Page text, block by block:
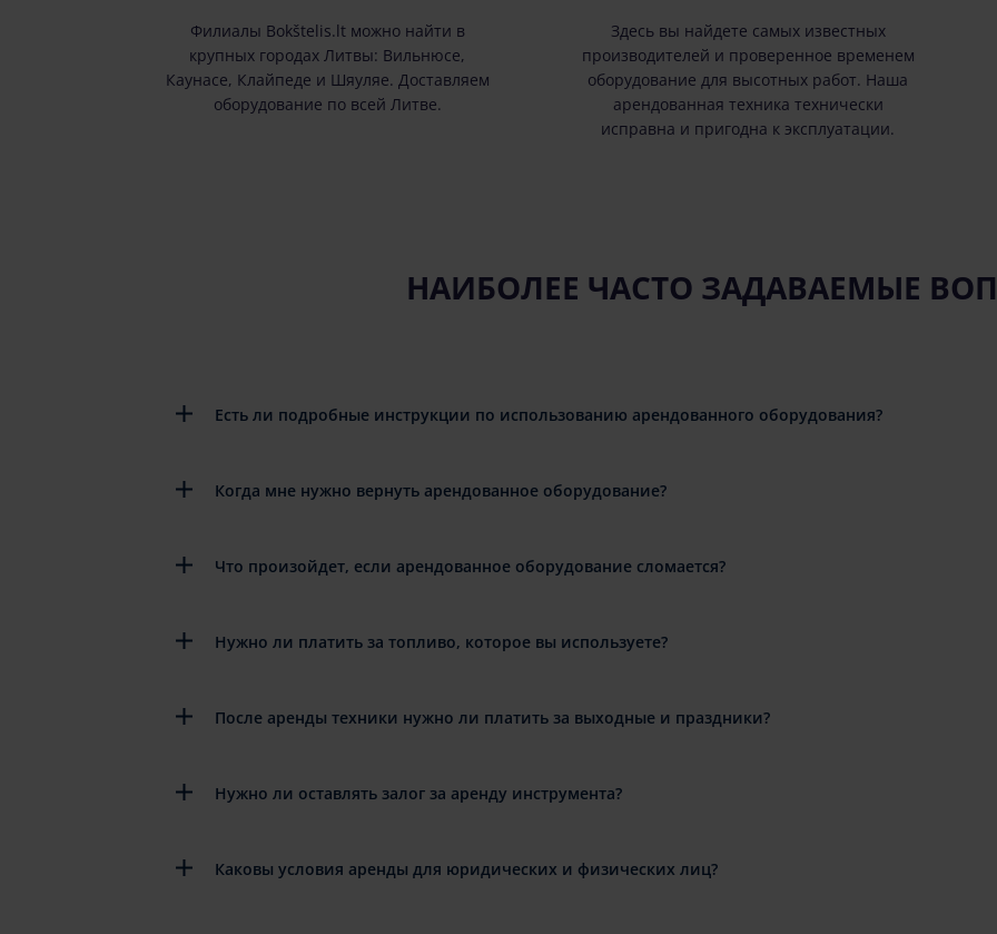
Филиалы Bokštelis.lt можно найти в
крупных городах Литвы: Вильнюсе,
Каунасе, Клайпеде и Шяуляе. Доставляем
оборудование по всей Литве.
Здесь вы найдете самых известных
производителей и проверенное временем
оборудование для высотных работ. Наша
арендованная техника технически
исправна и пригодна к эксплуатации.
НАИБОЛЕЕ ЧАСТО ЗАДАВАЕМЫЕ
Есть ли подробные инструкции по использованию арендованного оборудования?
Когда мне нужно вернуть арендованное оборудование?
Что произойдет, если арендованное оборудование сломается?
Нужно ли платить за топливо, которое вы используете?
После аренды техники нужно ли платить за выходные и праздники?
Нужно ли оставлять залог за аренду инструмента?
Каковы условия аренды для юридических и физических лиц?